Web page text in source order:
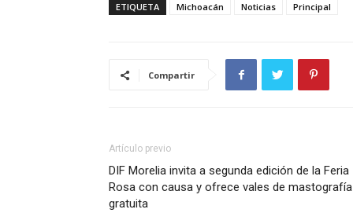
ETIQUETA Michoacán Noticias Principal
Compartir
Artículo previo
DIF Morelia invita a segunda edición de la Feria
Rosa con causa y ofrece vales de mastografía
gratuita